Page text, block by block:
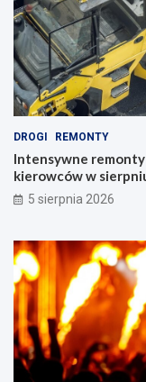
DROGI REMONTY
Intensywne remonty
kierowców w
5 sierpnia 2026